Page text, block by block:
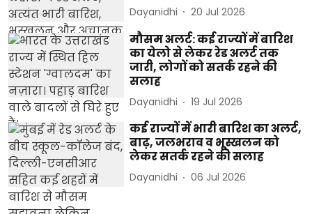
Dayanidhi 20 Jul 2026
मौसम अलर्ट: कई राज्यों में बारिश
का येलो से लेकर रेड अलर्ट तक
जारी, लोगों को सतर्क रहने की
सलाह
Dayanidhi 19 Jul 2026
कई राज्यों में भारी बारिश का अलर्ट,
बाढ़, जलभराव व भूस्खलन को
लेकर सतर्क रहने की सलाह
Dayanidhi 06 Jul 2026